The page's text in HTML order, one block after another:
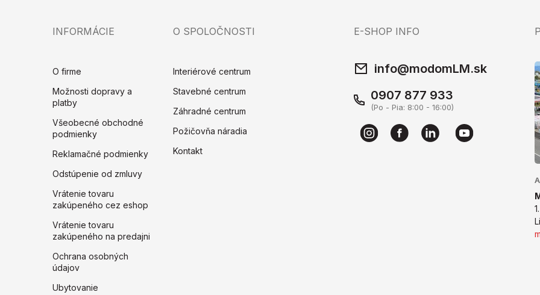
INFORMÁCIE
O firme
Možnosti dopravy a
platby
Všeobecné obchodné
podmienky
Reklamačné podmienky
Odstúpenie od zmluvy
Vrátenie tovaru
zakúpeného cez eshop
Vrátenie tovaru
zakúpeného na predajni
Ochrana osobných
údajov
Ubytovanie
O SPOLOČNOSTI
Interiérové centrum
Stavebné centrum
Záhradné centrum
Požičovňa náradia
Kontakt
E-SHOP INFO
info@modomLM.sk
0907 877 933
(Po - Pia: 8:00 - 16:00)